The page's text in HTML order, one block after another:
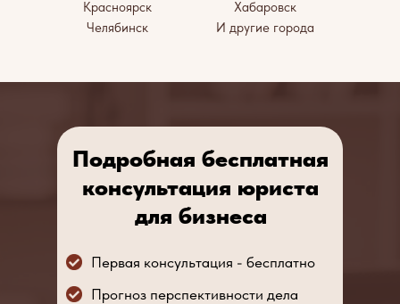
Красноярск
Челябинск
Хабаровск
И другие города
Подробная бесплатная
консультация юриста
для бизнеса
Первая консультация - бесплатно
Прогноз перспективности дела